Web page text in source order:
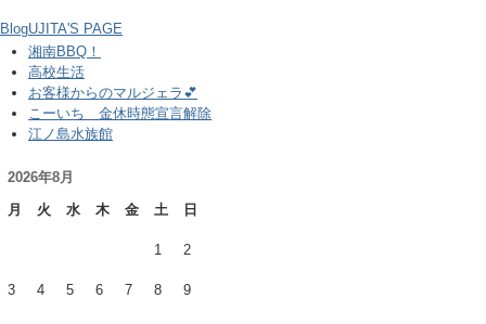
BlogUJITA'S PAGE
湘南BBQ！
高校生活
お客様からのマルジェラ💕
こーいち 金休時態宣言解除
江ノ島水族館
2026年8月
月
火 水 木 金 土 日
1 2
3 4 5 6 7 8 9